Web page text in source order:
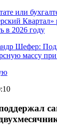
или
Квартал»
в 2026 году
Шефер:
массу при